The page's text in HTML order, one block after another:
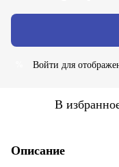
Войти для
В
Описание